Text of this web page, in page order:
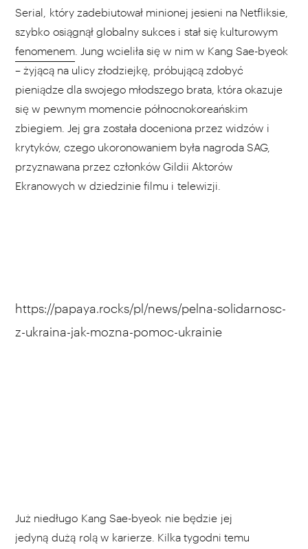
Serial, który zadebiutował minionej jesieni na Netfliksie,
szybko osiągnął globalny sukces i stał się kulturowym
fenomenem . Jung wcieliła się w nim w Kang Sae-byeok
– żyjącą na ulicy złodziejkę, próbującą zdobyć
pieniądze dla swojego młodszego brata, która okazuje
się w pewnym momencie północnokoreańskim
zbiegiem. Jej gra została doceniona przez widzów i
krytyków, czego ukoronowaniem była nagroda SAG,
przyznawana przez członków Gildii Aktorów
Ekranowych w dziedzinie filmu i telewizji.
https://papaya.rocks/pl/news/pelna-solidarnosc-
z-ukraina-jak-mozna-pomoc-ukrainie
Już niedługo Kang Sae-byeok nie będzie jej
jedyną dużą rolą w karierze. Kilka tygodni temu